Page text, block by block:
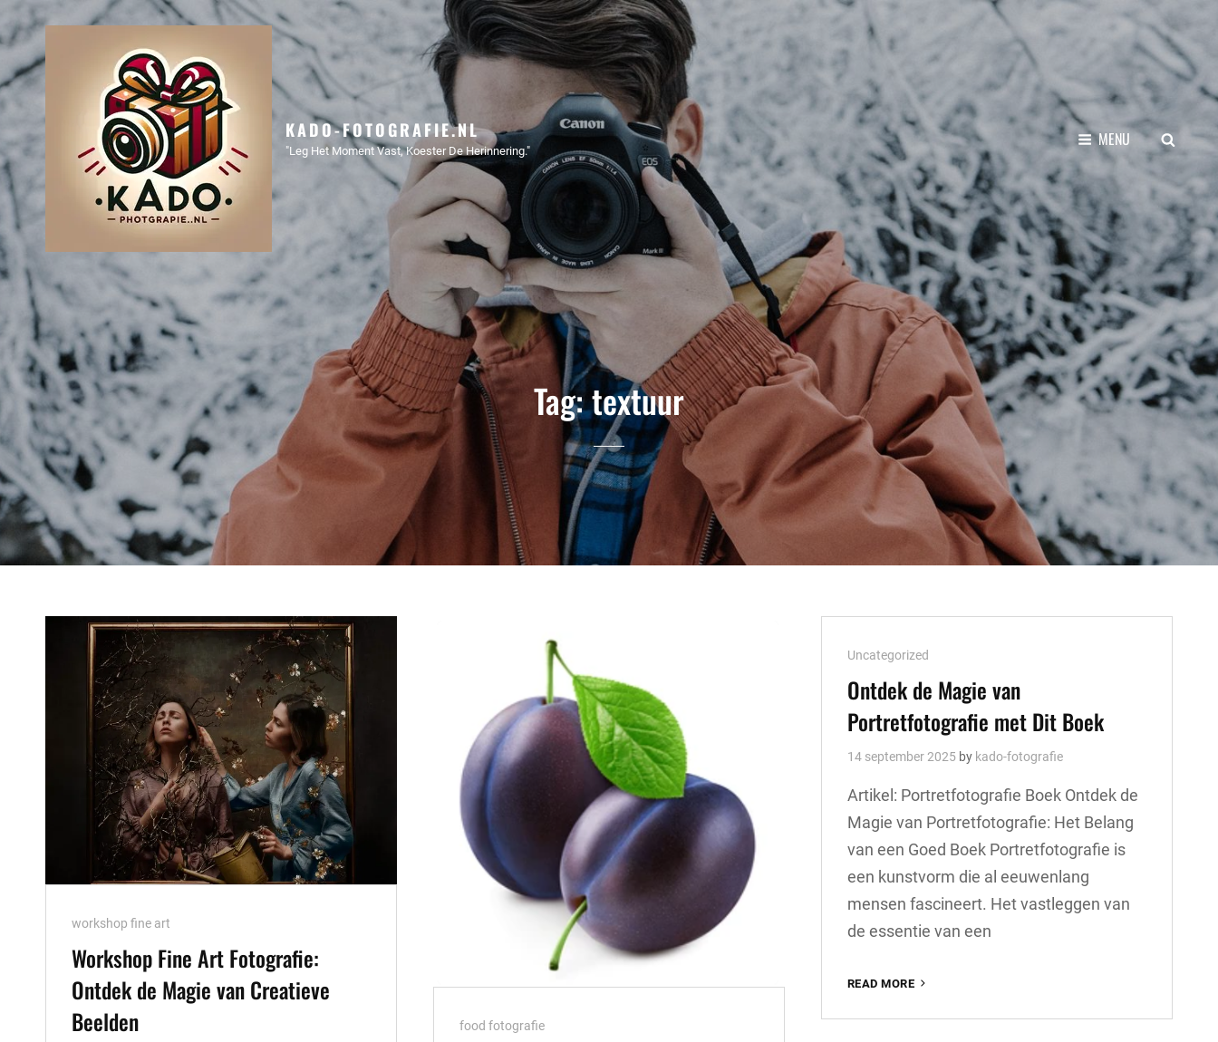
KADO-FOTOGRAFIE.NL
"Leg Het Moment Vast, Koester De Herinnering."
MENU SEARCH
Tag:textuur
Cat
Links
workshop fine art
Workshop Fine Art Fotografie:
Ontdek de Magie van Creatieve
Beelden
Cat
food fotografie
Cat
Links
Uncategorized
Ontdek de Magie van
Portretfotografie met Dit Boek
14 september 2025 by kado-fotografie
Artikel: Portretfotografie Boek Ontdek de
Magie van Portretfotografie: Het Belang
van een Goed Boek Portretfotografie is
een kunstvorm die al eeuwenlang
mensen fascineert. Het vastleggen van
de essentie van een
READ MORE
MAGIE